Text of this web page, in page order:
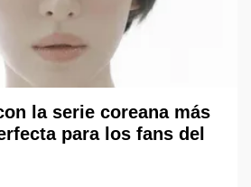
la serie coreana más
para los fans del